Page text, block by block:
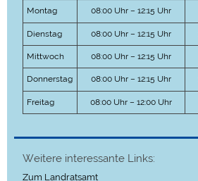
Montag 08:00 Uhr – 12:15 Uhr
Dienstag 08:00 Uhr – 12:15 Uhr
Mittwoch 08:00 Uhr – 12:15 Uhr
Donnerstag 08:00 Uhr – 12:15 Uhr
Freitag 08:00 Uhr – 12:00 Uhr
Weitere interessante Links:
Zum Landratsamt